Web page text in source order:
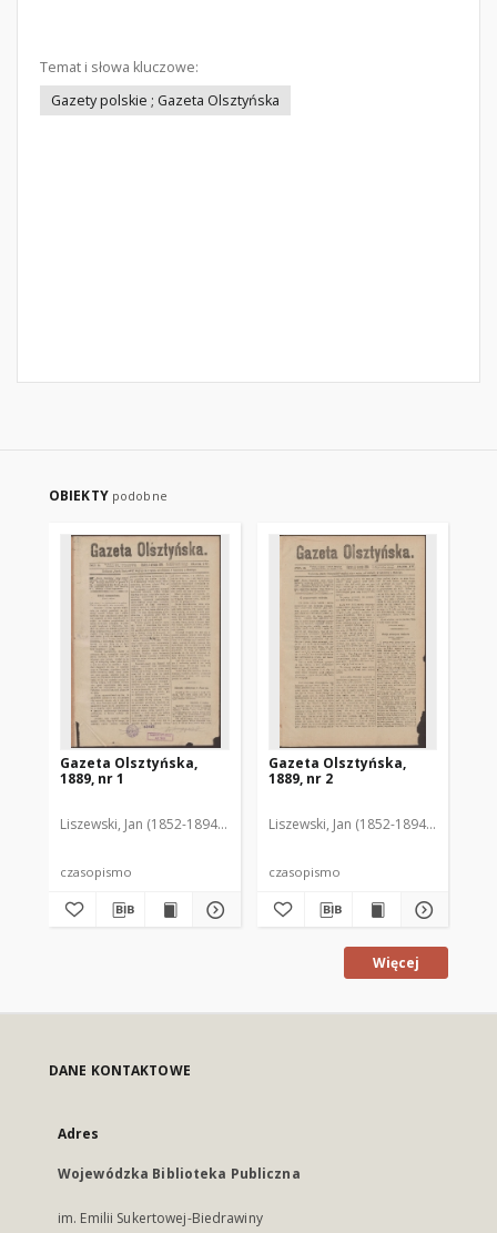
Temat i słowa kluczowe:
Gazety polskie ; Gazeta Olsztyńska
OBIEKTY podobne
Gazeta Olsztyńska,
1889, nr 1
Liszewski, Jan (1852-1894). Red.
czasopismo
Gazeta Olsztyńska,
1889, nr 2
Liszewski, Jan (1852-1894). Red.
czasopismo
Więcej
DANE KONTAKTOWE
Adres
Wojewódzka Biblioteka Publiczna
im. Emilii Sukertowej-Biedrawiny